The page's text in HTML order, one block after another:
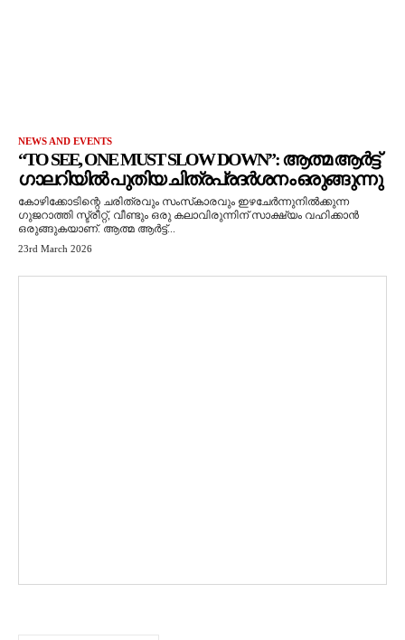
NEWS AND EVENTS
“TO SEE, ONE MUST SLOW DOWN”: ആത്മ ആർട്ട്
ഗാലറിയിൽ പുതിയ ചിത്രപ്രദർശനം ഒരുങ്ങുന്നു
കോഴിക്കോടിന്റെ ചരിത്രവും സംസ്‌കാരവും ഇഴചേർന്നുനിൽക്കുന്ന
ഗുജറാത്തി സ്ട്രീറ്റ്, വീണ്ടും ഒരു കലാവിരുന്നിന് സാക്ഷ്യം വഹിക്കാൻ
ഒരുങ്ങുകയാണ്. ആത്മ ആർട്ട്...
23rd March 2026